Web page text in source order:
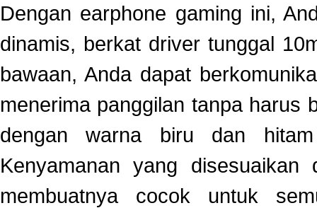
Dengan earphone gaming ini,
dinamis, berkat driver tunggal
bawaan, Anda dapat
menerima panggilan tanpa harus
dengan warna biru dan
Kenyamanan yang
membuatnya cocok untuk